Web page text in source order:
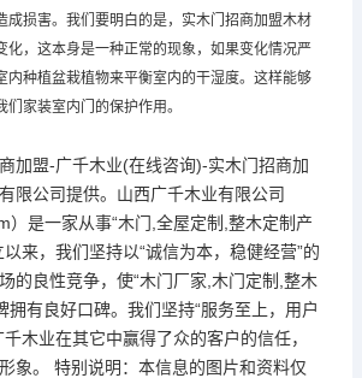
成损害。我们要明白的是，实木门招商加盟木材
化，这本身是一种正常的现象，如果变化情况严
内种植盆栽植物来平衡室内的干湿度。这样能够
家装室内门的保护作用。
加盟-广千木业(在线咨询)-实木门招商加
限公司提供。山西广千木业有限公司
）是一家从事“木门,全屋定制,整木定制产
来，我们坚持以“诚信为本，稳健经营”的
的良性竞争，使“木门厂家,木门定制,整木
拥有良好口碑。我们坚持“服务至上，用户
木业在其它中赢得了众的客户的信任，
象。 特别说明：本信息的图片和资料仅